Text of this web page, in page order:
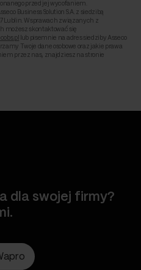
przed jej wycofaniem.
Business Solution S.A. z siedzibą
Lublin. W sprawach związanych z
możesz skontaktować się
lub pisemnie na adres siedziby Asseco
Twoje dane osobowe oraz jakie prawa
przez nas, znajdziesz na stronie
dla swojej firmy?